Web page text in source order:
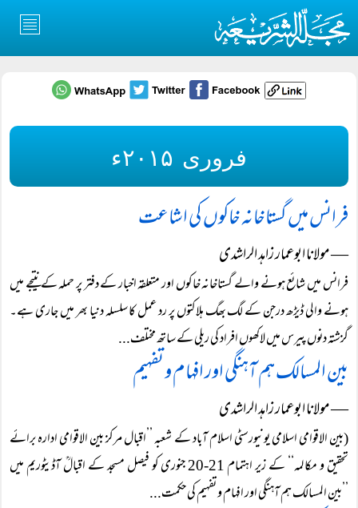
فروری ۲۰۱۵ء
فرانس میں گستاخانہ خاکوں کی اشاعت
― مولانا ابوعمار زاہد الراشدی
فرانس میں شائع ہونے والے گستاخانہ خاکوں اور متعلقہ اخبار کے دفتر پر حملہ کے نتیجے میں
ہونے والی ڈیڑھ درجن کے لگ بھگ ہلاکتوں پر رد عمل کا سلسلہ دنیا بھر میں جاری ہے۔
گزشتہ دنوں پیرس میں لاکھوں افراد کی ریلی کے ساتھ مختلف...
بین المسالک ہم آہنگی اور افہام و تفہیم
― مولانا ابوعمار زاہد الراشدی
(بین الاقوامی اسلامی یونیورسٹی اسلام آباد کے شعبہ ’’اقبال مرکز بین الاقوامی ادارہ برائے
تحقیق و مکالمہ‘‘ کے زیر اہتمام 21-20 جنوری کو فیصل مسجد کے اقبالؒ آڈیٹوریم میں
’’بین المسالک ہم آہنگی اور افہام و تفہیم کی حکمت...